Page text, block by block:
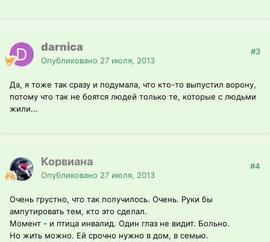
darnica
Опубликовано 27 июля, 2013
#3
Да, я тоже так сразу и подумала, что кто-то выпустил ворону,
потому что так не боятся людей только те, которые с людьми
жили...
Корвиана
Опубликовано 27 июля, 2013
#4
Очень грустно, что так получилось. Очень. Руки бы
ампутировать тем, кто это сделал.
Момент - и птица инвалид. Один глаз не видит. Больно.
Но жить можно. Ей срочно нужно в дом, в семью.